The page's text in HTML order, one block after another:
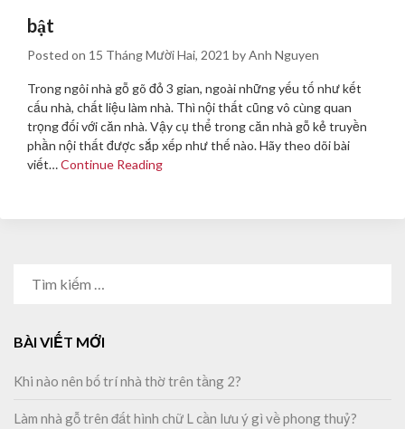
bật
Posted on 15 Tháng Mười Hai, 2021 byAnh Nguyen
Trong ngôi nhà gỗ gõ đỏ 3 gian, ngoài những yếu tố như kết
cấu nhà, chất liệu làm nhà. Thì nội thất cũng vô cùng quan
trọng đối với căn nhà. Vậy cụ thể trong căn nhà gỗ kẻ truyền
phần nội thất được sắp xếp như thế nào. Hãy theo dõi bài
viết…Continue Reading
BÀI VIẾT MỚI
Khi nào nên bố trí nhà thờ trên tầng 2?
Làm nhà gỗ trên đất hình chữ L cần lưu ý gì về phong thuỷ?